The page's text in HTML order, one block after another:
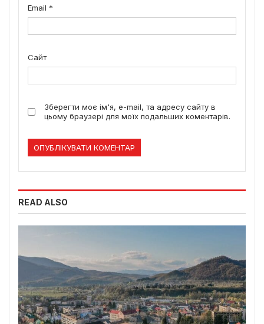
Email *
Сайт
Зберегти моє ім'я, e-mail, та адресу сайту в
цьому браузері для моїх подальших коментарів.
READ ALSO